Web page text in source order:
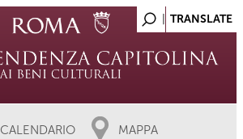
CALENDARIO MAPPA